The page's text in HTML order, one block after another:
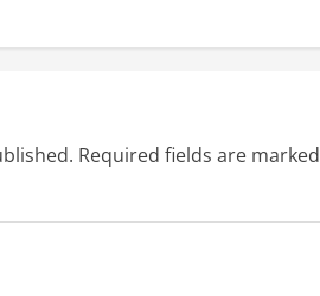
Required fields are marked